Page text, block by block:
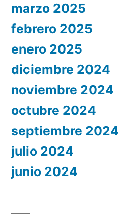
marzo 2025
febrero 2025
enero 2025
diciembre 2024
noviembre 2024
octubre 2024
septiembre 2024
julio 2024
junio 2024